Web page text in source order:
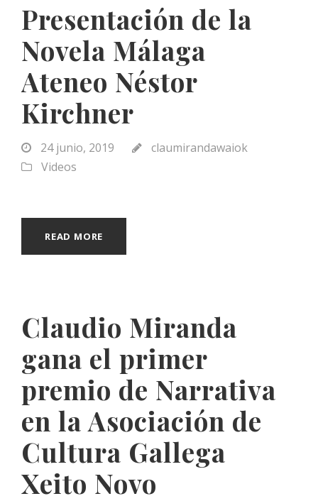
Presentación de la
Novela Málaga
Ateneo Néstor
Kirchner
24 junio, 2019
claumirandawaiok
Videos
READ MORE
Claudio Miranda
gana el primer
premio de Narrativa
en la Asociación de
Cultura Gallega
Xeito Novo